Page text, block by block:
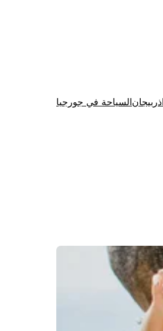
السياحة في جورجيا